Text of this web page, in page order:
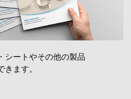
シートやその他の製品
ます。